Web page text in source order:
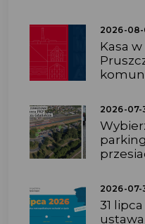
2026-08-
Kasa
2026-07-
2026-07-
31